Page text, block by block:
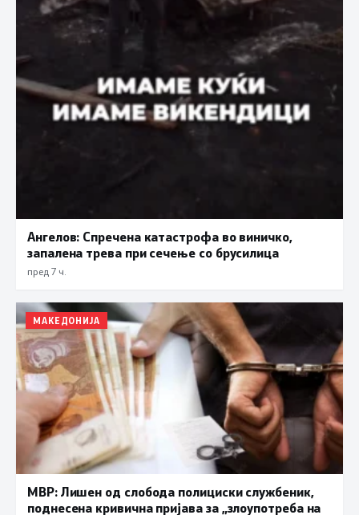
Ангелов: Спречена катастрофа во виничко,
запалена трева при сечење со брусилица
пред 7 ч.
МАКЕДОНИЈА
МВР: Лишен од слобода полициски службеник,
поднесена кривична пријава за „злоупотреба на